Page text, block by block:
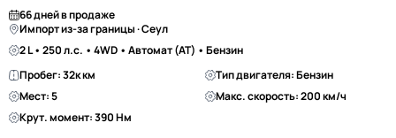
66 дней в продаже
Импорт из-за границы · Сеул
2 L • 250 л.с. • 4WD • Автомат (AT) • Бензин
Пробег: 32к км
Тип двигателя: Бензин
Мест: 5
Макс. скорость: 200 км/ч
Крут. момент: 390 Нм